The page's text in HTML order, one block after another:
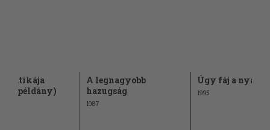
patikája
példány)
A legnagyobb
hazugság
1987
Úgy fáj a
1995